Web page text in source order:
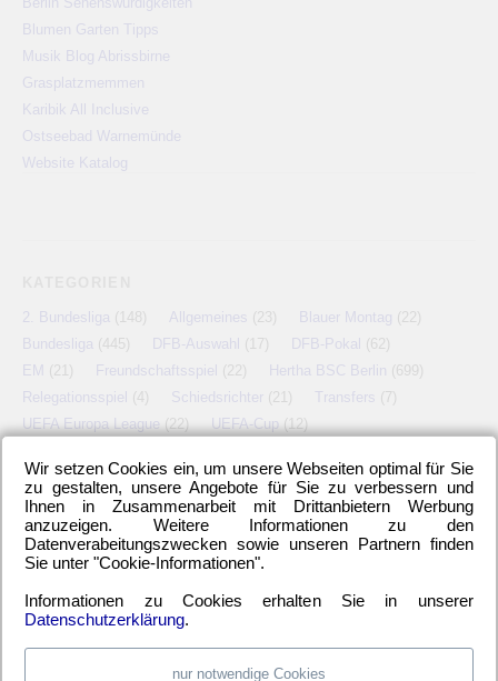
Blumen Garten Tipps
Musik Blog Abrissbirne
Grasplatzmemmen
Karibik All Inclusive
Ostseebad Warnemünde
Website Katalog
2. Bundesliga (148) Allgemeines (23) Blauer Montag (22)
Bundesliga (445) DFB-Auswahl (17) DFB-Pokal (62)
EM (21) Freundschaftsspiel (22) Hertha BSC Berlin (699)
Relegationsspiel (4) Schiedsrichter (21) Transfers (7)
UEFA Europa League (22) UEFA-Cup (12)
META
Anmelden Eintrags-Feed Kommentar-Feed WordPress.org
Wir setzen Cookies ein, um unsere Webseiten optimal für Sie
zu gestalten, unsere Angebote für Sie zu verbessern und
Ihnen in Zusammenarbeit mit Drittanbietern Werbung
anzuzeigen. Weitere Informationen zu den
Datenverabeitungszwecken sowie unseren Partnern finden
Sie unter "Cookie-Informationen".
Informationen zu Cookies erhalten Sie in unserer
Datenschutzerklärung.
nur notwendige Cookies